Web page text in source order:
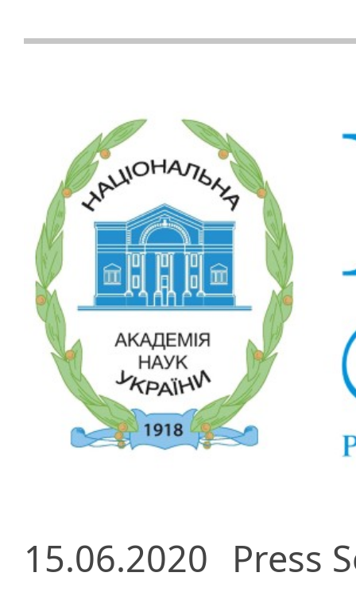
15.06.2020 Press